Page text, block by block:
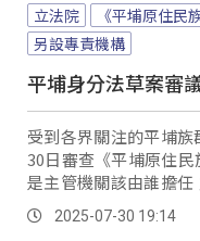
立法院 《平埔原住民
另設專責機構
平埔身分法草案審
受到各界關注的平埔
30日審查《平埔原住
是主管機關該由誰擔任
埔族群人口將近百萬，
原民會能夠全權統籌，
2025-07-30 19:14